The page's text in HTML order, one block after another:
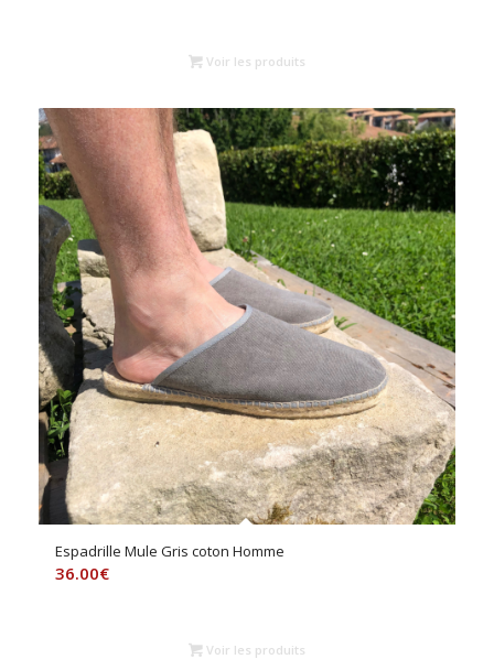
Voir les produits
Espadrille Mule Gris coton Homme
36.00€
Voir les produits